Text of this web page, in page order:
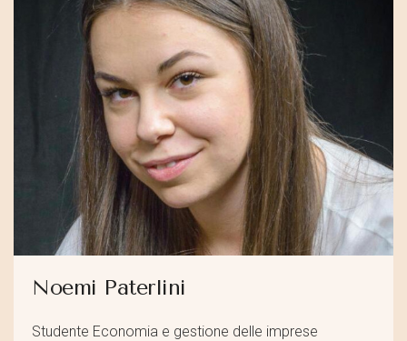
Noemi Paterlini
Studente Economia e gestione delle imprese